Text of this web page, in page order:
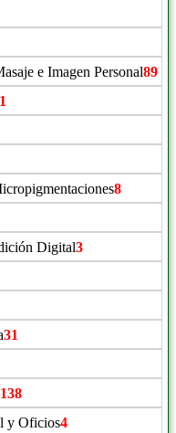
e Imagen Personal89
8
Digital3
31
138
y Oficios4